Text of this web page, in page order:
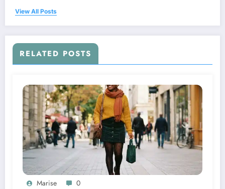
View All Posts
RELATED POSTS
Marise 0